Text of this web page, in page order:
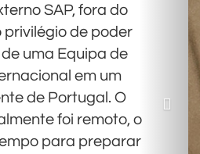
SAP, fora do
privilégio de poder
uma Equipa de
em um
de Portugal. O
foi remoto, o
para preparar